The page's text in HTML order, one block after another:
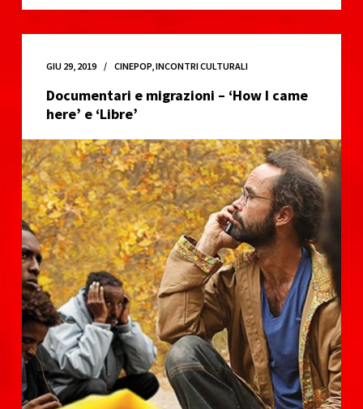
GIU 29, 2019 CINEPOP,INCONTRI CULTURALI
Documentari e migrazioni – ‘How I came
here’ e ‘Libre’